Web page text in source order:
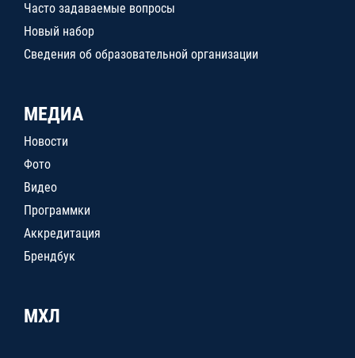
Часто задаваемые вопросы
Новый набор
Сведения об образовательной организации
МЕДИА
Новости
Фото
Видео
Программки
Аккредитация
Брендбук
МХЛ